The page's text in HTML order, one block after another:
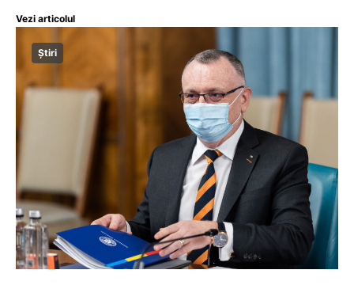
Vezi articolul
Știri